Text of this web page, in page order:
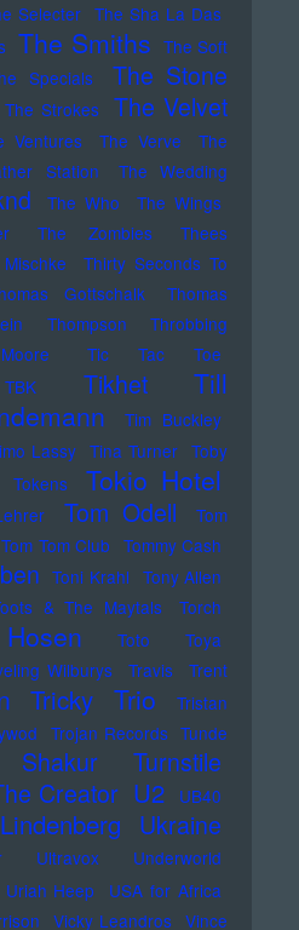
Selecter The Sha La Das
The Smiths The Soft
Specials
The Stone
The Strokes
The Velvet
Ventures The Verve
The
Station
The Wedding
The Who
The Wings
The Zombies
Thees
Thirty Seconds To
Gottschalk
Thomas
Thompson
Throbbing
Tic Tac Toe
Tikhet
Till
Tim Buckley
Lassy Tina Turner Toby
Tokens Tokio Hotel
Tom Odell
Tom
Tom Tom Club Tommy Cash
Toni Krahl Tony Allen
& The Maytals
Torch
Toto
Toya
Wilburys Travis
Trent
Tricky Trio
Tristan
Trojan Records Tunde
Shakur Turnstile
Creator U2
UB40
Ukraine
Ultravox Underworld
Uriah Heep
USA for Africa
Vicky Leandros Vince